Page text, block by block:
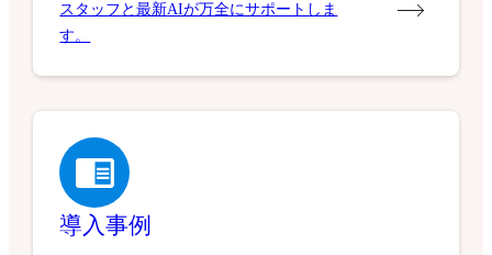
スタッフと最新AIが万全にサポートしま
す。
導入事例